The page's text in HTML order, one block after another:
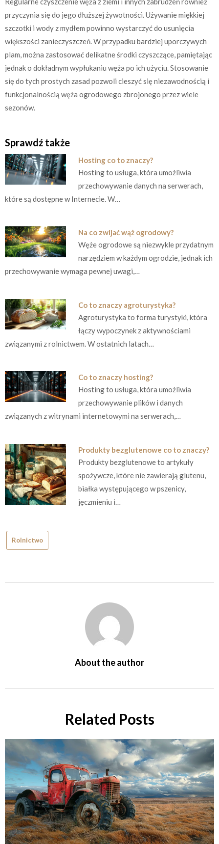
przyczynia się do jego dłuższej żywotności. Używanie miękkiej
szczotki i wody z mydłem powinno wystarczyć do usunięcia
większości zanieczyszczeń. W przypadku bardziej uporczywych
plam, można zastosować delikatne środki czyszczące, pamiętając
jednak o dokładnym wypłukaniu węża po ich użyciu. Stosowanie
się do tych prostych zasad pozwoli cieszyć się niezawodnością i
funkcjonalnością węża ogrodowego zbrojonego przez wiele
sezonów.
Sprawdź także
Hosting co to znaczy?
Hosting to usługa, która umożliwia
przechowywanie danych na serwerach,
które są dostępne w Internecie. W…
Na co zwijać wąż ogrodowy?
Węże ogrodowe są niezwykle przydatnym
narzędziem w każdym ogrodzie, jednak ich
przechowywanie wymaga pewnej uwagi,…
Co to znaczy agroturystyka?
Agroturystyka to forma turystyki, która
łączy wypoczynek z aktywnościami
związanymi z rolnictwem. W ostatnich latach…
Co to znaczy hosting?
Hosting to usługa, która umożliwia
przechowywanie plików i danych
związanych z witrynami internetowymi na serwerach,…
Produkty bezglutenowe co to znaczy?
Produkty bezglutenowe to artykuły
spożywcze, które nie zawierają glutenu,
białka występującego w pszenicy,
jęczmieniu i…
Rolnictwo
About the author
Related Posts